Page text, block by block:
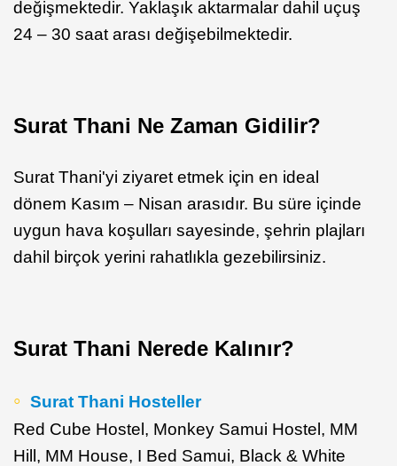
değişmektedir. Yaklaşık aktarmalar dahil uçuş
24 – 30 saat arası değişebilmektedir.
Surat Thani Ne Zaman Gidilir?
Surat Thani'yi ziyaret etmek için en ideal
dönem Kasım – Nisan arasıdır. Bu süre içinde
uygun hava koşulları sayesinde, şehrin plajları
dahil birçok yerini rahatlıkla gezebilirsiniz.
Surat Thani Nerede Kalınır?
Surat Thani Hosteller
Red Cube Hostel, Monkey Samui Hostel, MM
Hill, MM House, I Bed Samui, Black & White